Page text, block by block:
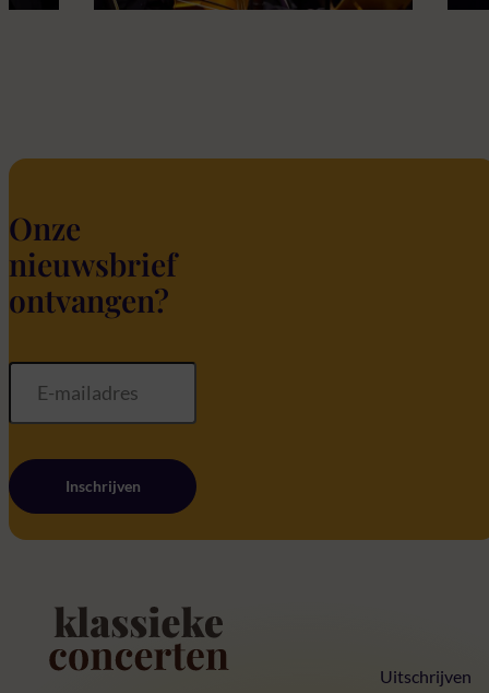
Onze
nieuwsbrief
ontvangen?
Inschrijven
Uitschrijven